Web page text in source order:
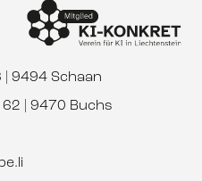
| 9494 Schaan
| 9470 Buchs